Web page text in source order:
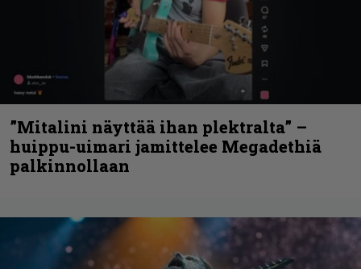
”Mitalini näyttää ihan plektralta” –
huippu-uimari jamittelee Megadethiä
palkinnollaan